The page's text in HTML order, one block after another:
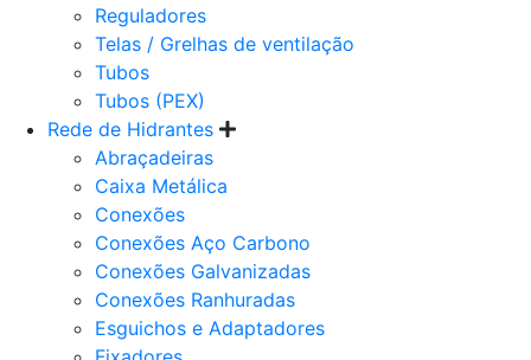
Reguladores
Telas / Grelhas de ventilação
Tubos
Tubos (PEX)
Rede de Hidrantes
Abraçadeiras
Caixa Metálica
Conexões
Conexões Aço Carbono
Conexões Galvanizadas
Conexões Ranhuradas
Esguichos e Adaptadores